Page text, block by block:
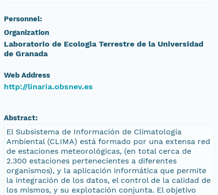
Personnel:
Organization
Laboratorio de Ecologia Terrestre de la Universidad
de Granada
Web Address
http://linaria.obsnev.es
Abstract:
El Subsistema de Información de Climatología
Ambiental (CLIMA) está formado por una extensa red
de estaciones meteorológicas, (en total cerca de
2.300 estaciones pertenecientes a diferentes
organismos), y la aplicación informática que permite
la integración de los datos, el control de la calidad de
los mismos, y su explotación conjunta. El objetivo